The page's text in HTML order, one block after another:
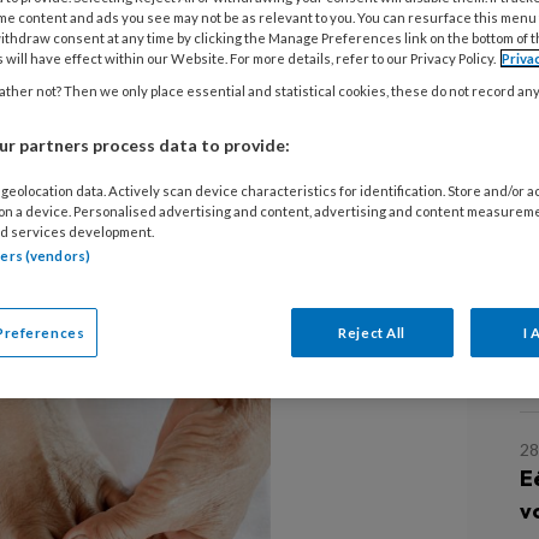
(tenotomie) als behandeling van de
meer belangstelling en wordt
richtlijnen als behandeling van
te voorkomen. Het Steno
Denemarken deed onderzoek
termijn.
4
content and ads you see may not be as relevant to you. You can resurface this
consent at any time by clicking the Manage Preferences link on the bottom of
will have effect within our Website. For more details, refer to our Privacy Policy.
not? Then we only place essential and statistical cookies, these do not record
partners process data to provide:
data. Actively scan device characteristics for identification. Store and/or
a device. Personalised advertising and content, advertising and content
services development.
(vendors)
Reject All I